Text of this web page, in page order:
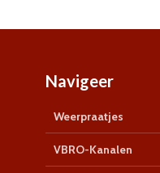
Navigeer
Weerpraatjes
VBRO-Kanalen